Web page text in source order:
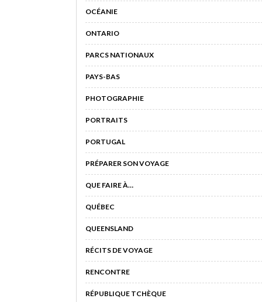
OCÉANIE
ONTARIO
PARCS NATIONAUX
PAYS-BAS
PHOTOGRAPHIE
PORTRAITS
PORTUGAL
PRÉPARER SON VOYAGE
QUE FAIRE À…
QUÉBEC
QUEENSLAND
RÉCITS DE VOYAGE
RENCONTRE
RÉPUBLIQUE TCHÈQUE